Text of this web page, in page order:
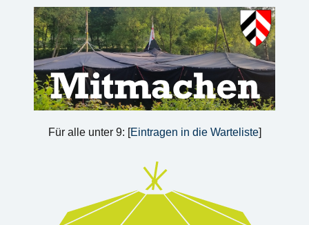
Für alle unter 9: [Eintragen in die Warteliste]